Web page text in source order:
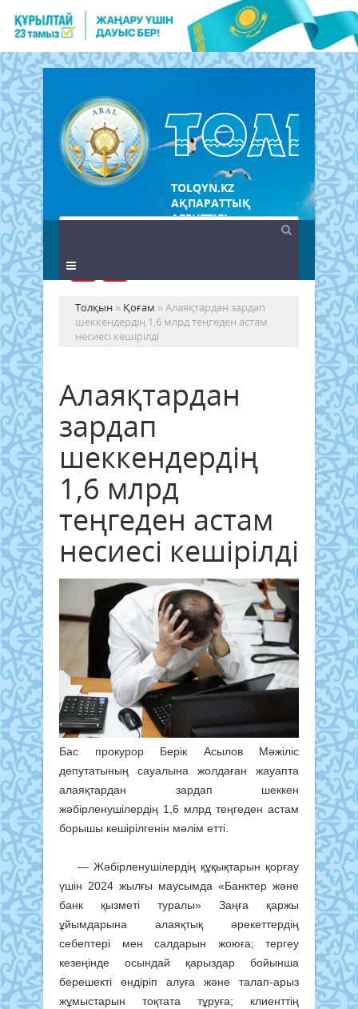
TOLQYN.KZ
АҚПАРАТТЫҚ
АГЕНТТІГІ
Толқын » Қоғам » Алаяқтардан зардап
шеккендердің 1,6 млрд теңгеден астам
несиесі кешірілді
Алаяқтардан
зардап
шеккендердің
1,6 млрд
теңгеден астам
несиесі кешірілді
Бас прокурор Берік Асылов Мәжіліс
депутатының сауалына жолдаған жауапта
алаяқтардан зардап шеккен
жәбірленушілердің 1,6 млрд теңгеден астам
борышы кешірілгенін мәлім етті.
— Жəбірленушілердің құқықтарын қорғау
үшін 2024 жылғы маусымда «Банктер жəне
банк қызметі туралы» Заңға қаржы
ұйымдарына алаяқтық əрекеттердің
себептері мен салдарын жоюға; тергеу
кезеңінде осындай қарыздар бойынша
берешекті өндіріп алуға жəне талап-арыз
жұмыстарын тоқтата тұруға; клиенттің